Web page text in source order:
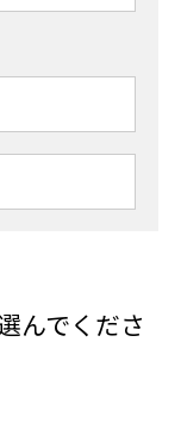
んでくださ